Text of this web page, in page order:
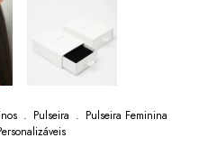
. Pulseira . Pulseira Feminina